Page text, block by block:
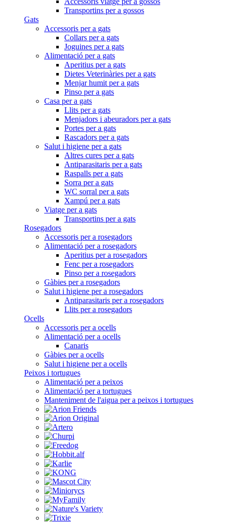
Transportins per a gossos
Gats
Accessoris per a gats
Collars per a gats
Joguines per a gats
Alimentació per a gats
Aperitius per a gats
Dietes Veterinàries per a gats
Menjar humit per a gats
Pinso per a gats
Casa per a gats
Llits per a gats
Menjadors i abeuradors per a gats
Portes per a gats
Rascadors per a gats
Salut i higiene per a gats
Altres cures per a gats
Antiparasitaris per a gats
Raspalls per a gats
Sorra per a gats
WC sorral per a gats
Xampú per a gats
Viatge per a gats
Transportins per a gats
Rosegadors
Accessoris per a rosegadors
Alimentació per a rosegadors
Aperitius per a rosegadors
Fenc per a rosegadors
Pinso per a rosegadors
Gàbies per a rosegadors
Salut i higiene per a rosegadors
Antiparasitaris per a rosegadors
Llits per a rosegadors
Ocells
Accessoris per a ocells
Alimentació per a ocells
Canaris
Gàbies per a ocells
Salut i higiene per a ocells
Peixos i tortugues
Alimentació per a peixos
Alimentació per a tortugues
Manteniment de l'aigua per a peixos i tortugues